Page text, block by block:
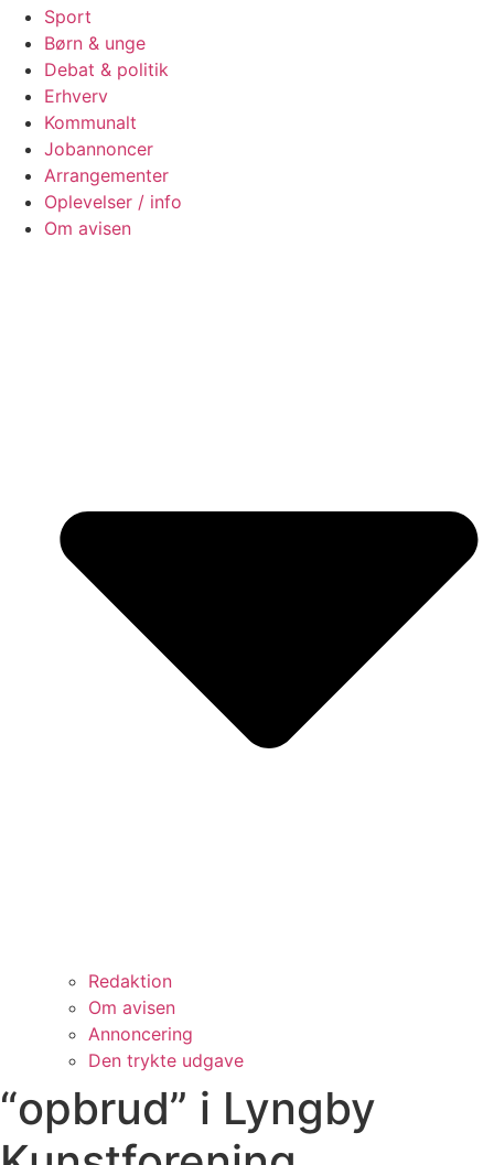
Sport
Børn & unge
Debat & politik
Erhverv
Kommunalt
Jobannoncer
Arrangementer
Oplevelser / info
Om avisen
Redaktion
Om avisen
Annoncering
Den trykte udgave
“opbrud” i Lyngby